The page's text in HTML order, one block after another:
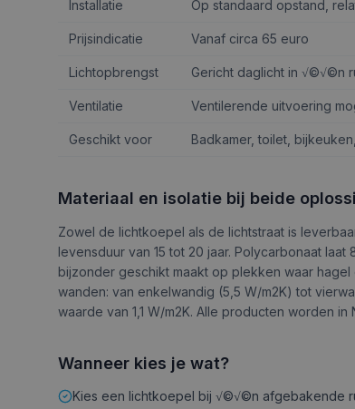
Installatie Op standaard opstand,
Prijsindicatie Vanaf circa 65 euro
Lichtopbrengst Gericht daglicht in √©√©n
Ventilatie Ventilerende uitvoering
Geschikt voor Badkamer, toilet,
Materiaal en isolatie bij beide
Zowel de lichtkoepel als de lichtstraat is
levensduur van 15 tot 20 jaar. Polycarbonaat
bijzonder geschikt maakt op plekken waar
wanden: van enkelwandig (5,5 W/m2K) tot
waarde van 1,1 W/m2K. Alle producten worden
Wanneer kies je wat?
Kies een lichtkoepel bij √©√©n afgebakende